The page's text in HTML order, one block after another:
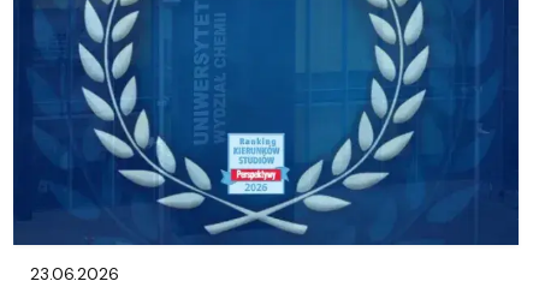
23.06.2026